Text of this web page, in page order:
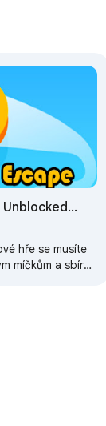
Unblocked
hře se musíte
míčkům a sbírat